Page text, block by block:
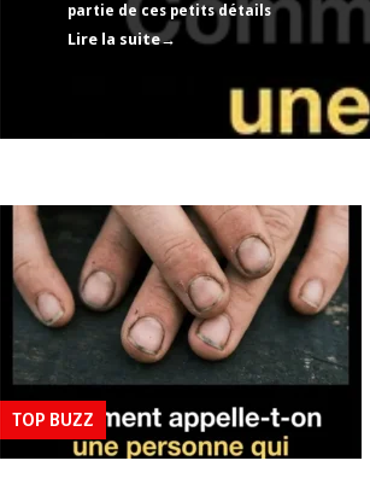
partie de ces petits détails
Lire la suite→
TOP BUZZ